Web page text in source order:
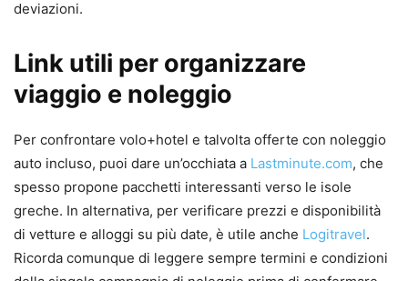
deviazioni.
Link utili per organizzare
viaggio e noleggio
Per confrontare volo+hotel e talvolta offerte con noleggio
auto incluso, puoi dare un’occhiata a Lastminute.com, che
spesso propone pacchetti interessanti verso le isole
greche. In alternativa, per verificare prezzi e disponibilità
di vetture e alloggi su più date, è utile anche Logitravel.
Ricorda comunque di leggere sempre termini e condizioni